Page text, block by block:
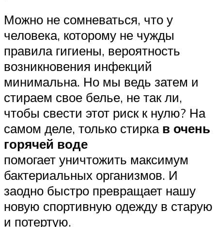
Можно не сомневаться, что у
человека, которому не чужды
правила гигиены, вероятность
возникновения инфекций
минимальна. Но мы ведь затем и
стираем свое белье, не так ли,
чтобы свести этот риск к нулю? На
самом деле, только стирка в очень
горячей воде
помогает уничтожить максимум
бактериальных организмов. И
заодно быстро превращает нашу
новую спортивную одежду в старую
и потертую.